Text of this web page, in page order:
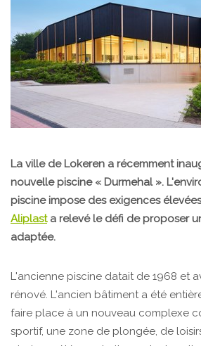
La ville de Lokeren a récemment
nouvelle piscine « Durmehal ».
piscine impose des exigences
Aliplasta relevé le défi de proposer
adaptée.
L'ancienne piscine datait de 1968 et
rénové. L'ancien bâtiment a été
faire place à un nouveau complexe
sportif, une zone de plongée, de